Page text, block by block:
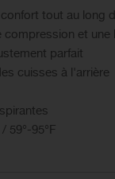
tout au long
et
parfait
cuisses à l'arrière
59°-95°F